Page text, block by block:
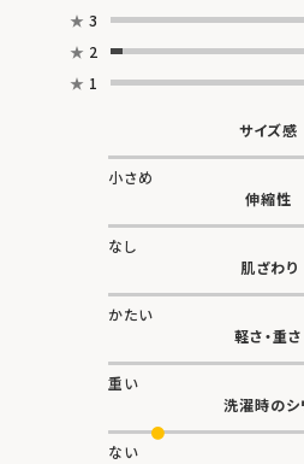
★ 3
★ 2
★ 1
サイズ感
小さめ
伸縮性
なし
肌ざわり
かたい
軽さ・重さ
重い
洗濯時のシ
ない